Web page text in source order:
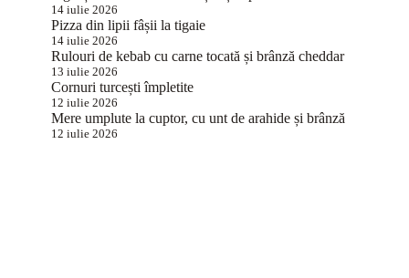
14 iulie 2026
Pizza din lipii fâșii la tigaie
14 iulie 2026
Rulouri de kebab cu carne tocată și brânză cheddar
13 iulie 2026
Cornuri turcești împletite
12 iulie 2026
Mere umplute la cuptor, cu unt de arahide și brânză
12 iulie 2026